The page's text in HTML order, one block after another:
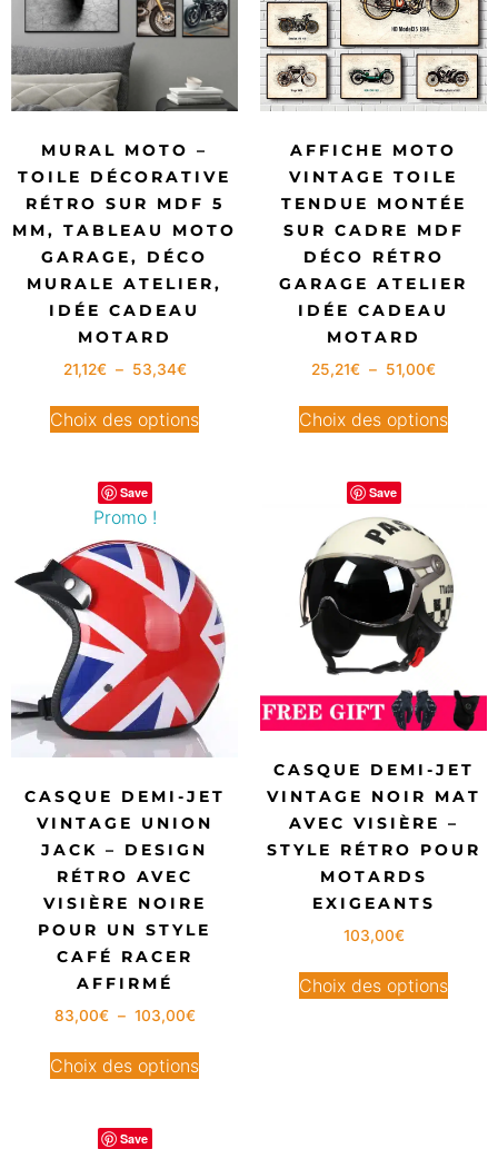
MURAL MOTO –
TOILE DÉCORATIVE
RÉTRO SUR MDF 5
MM, TABLEAU MOTO
GARAGE, DÉCO
MURALE ATELIER,
IDÉE CADEAU
MOTARD
21,12€ – 53,34€
Choix des options
AFFICHE MOTO
VINTAGE TOILE
TENDUE MONTÉE
SUR CADRE MDF
DÉCO RÉTRO
GARAGE ATELIER
IDÉE CADEAU
MOTARD
25,21€ – 51,00€
Choix des options
Save
Promo !
CASQUE DEMI-JET
VINTAGE UNION
JACK – DESIGN
RÉTRO AVEC
VISIÈRE NOIRE
POUR UN STYLE
CAFÉ RACER
AFFIRMÉ
83,00€ – 103,00€
Choix des options
Save
CASQUE DEMI-JET
VINTAGE NOIR MAT
AVEC VISIÈRE –
STYLE RÉTRO POUR
MOTARDS
EXIGEANTS
103,00€
Choix des options
Save